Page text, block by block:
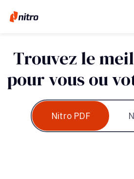
Trouvez le
pour vous ou
Nitro PDF